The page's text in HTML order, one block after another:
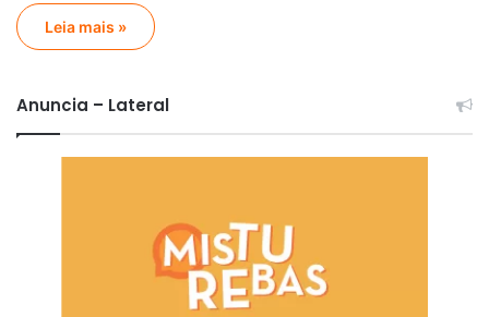
Leia mais »
Anuncia – Lateral